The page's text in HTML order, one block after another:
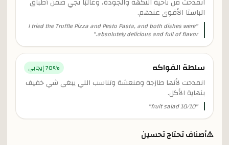
الباستا الأقوى عندهم.
"
I tried the Truffle Pizza and Pesto Pasta, and both dishes were
absolutely delicious and full of flavor.
"
سلطة الفواكه 70% إيجابي
انمدحت لأنها طازجة ومنعشة وتناسب اللي يبغى شي خفيف
بنهاية الأكل.
"
fruit salad 10/10
"
⚠️أصناف تحتاج تحسين